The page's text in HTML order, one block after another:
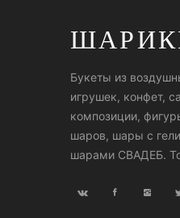
Букеты из
игрушек, конфет,
композиции,
шаров, шары с
шарами СВАДЕБ.